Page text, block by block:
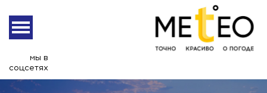
мы в
соцсетях
Астрахань